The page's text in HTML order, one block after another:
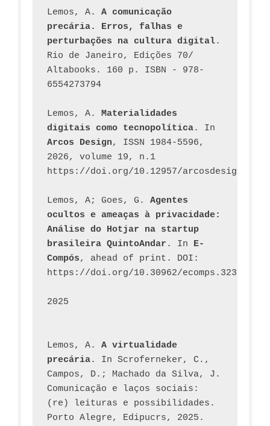
Lemos, A. A comunicação
precária. Erros, falhas e
perturbações na cultura digital.
Rio de Janeiro, Edições 70/
Altabooks. 160 p. ISBN - 978-
6554273794
Lemos, A. Materialidades
digitais como tecnopolítica
Arcos Design, ISSN 1984-5596,
2026, volume 19, n.1
https://doi.org/10.12957/
Lemos, A; Goes, G. Agentes
ocultos e ameaças à privacidade:
Análise do Hotjar na startup
brasileira QuintoAndar . In E-
Compós, ahead of print. DOI:
https://doi.org/10.30962/ecomps.3231
2025
Lemos, A. A virtualidade
precária. In Scroferneker, C.,
Campos, D.; Machado da Silva, J.
Comunicação e laços sociais:
(re) leituras e possibilidades.
Porto Alegre, Edipucrs, 2025.